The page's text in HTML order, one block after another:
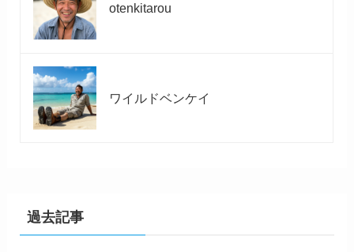
otenkitarou
ワイルドベンケイ
過去記事